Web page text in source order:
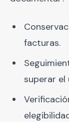
facturas.
superar